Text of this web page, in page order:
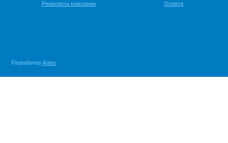
Реквизиты компании
Оплата
Разработка Antex